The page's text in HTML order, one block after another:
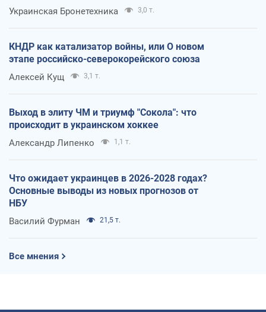
Украинская Бронетехника 3,0 т.
КНДР как катализатор войны, или О новом
этапе российско-северокорейского союза
Алексей Кущ 3,1 т.
Выход в элиту ЧМ и триумф "Сокола": что
происходит в украинском хоккее
Александр Липенко 1,1 т.
Что ожидает украинцев в 2026-2028 годах?
Основные выводы из новых прогнозов от
НБУ
Василий Фурман 21,5 т.
Все мнения